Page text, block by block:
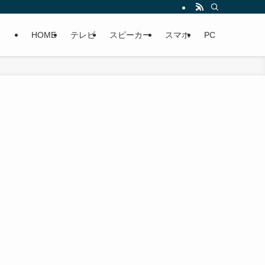
HOME テレビ スピーカー スマホ PC